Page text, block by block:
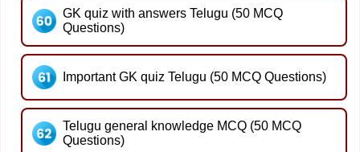
GK quiz with answers Telugu (50 MCQ
Questions)
Important GK quiz Telugu (50 MCQ Questions)
Telugu general knowledge MCQ (50 MCQ
Questions)